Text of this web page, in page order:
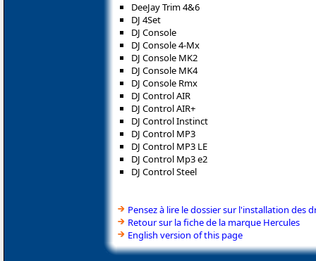
DeeJay Trim 4&6
DJ 4Set
DJ Console
DJ Console 4-Mx
DJ Console MK2
DJ Console MK4
DJ Console Rmx
DJ Control AIR
DJ Control AIR+
DJ Control Instinct
DJ Control MP3
DJ Control MP3 LE
DJ Control Mp3 e2
DJ Control Steel
Pensez à lire le dossier sur l'installation des
Retour sur la fiche de la marque Hercules
English version of this page